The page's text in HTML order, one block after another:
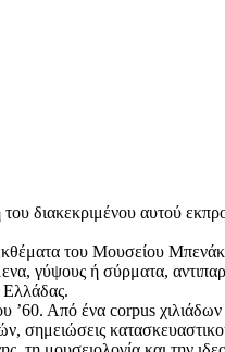
αυτού
του Μουσείου
γύψους ή σύρματα,
Ελλάδας.
’60. Από ένα corpus
σημειώσεις